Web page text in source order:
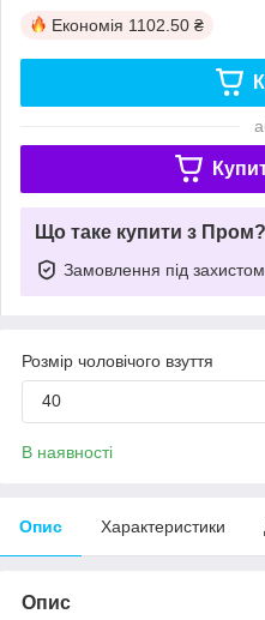
Економія 1102.50 ₴
Що таке купити з Пром?
Замовлення під захистом
Розмір чоловічого взуття
40
В наявності
Опис Характеристики
Опис